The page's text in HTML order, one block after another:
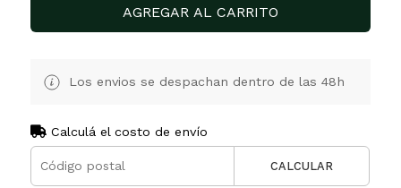
AGREGAR AL CARRITO
Los envios se despachan dentro de las 48h
Calculá el costo de envío
CALCULAR